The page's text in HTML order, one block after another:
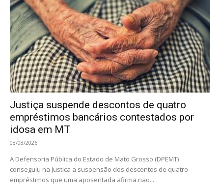
Justiça suspende descontos de quatro
empréstimos bancários contestados por
idosa em MT
08/08/2026
A Defensoria Pública do Estado de Mato Grosso (DPEMT)
conseguiu na Justiça a suspensão dos descontos de quatro
empréstimos que uma aposentada afirma não...